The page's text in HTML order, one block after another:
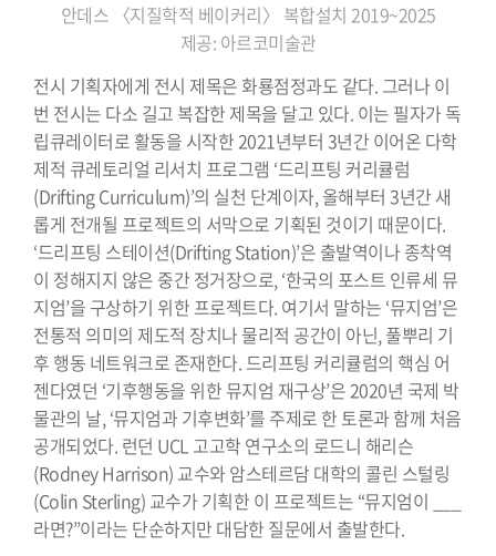
안데스 〈지질학적 베이커리〉 복합설치 2019~2025
제공: 아르코미술관
전시 기획자에게 전시 제목은 화룡점정과도 같다. 그러나 이
번 전시는 다소 길고 복잡한 제목을 달고 있다. 이는 필자가 독
립큐레이터로 활동을 시작한 2021년부터 3년간 이어온 다학
제적 큐레토리얼 리서치 프로그램 ‘드리프팅 커리큘럼
(Drifting Curriculum)’의 실천 단계이자, 올해부터 3년간 새
롭게 전개될 프로젝트의 서막으로 기획된 것이기 때문이다.
‘드리프팅 스테이션(Drifting Station)’은 출발역이나 종착역
이 정해지지 않은 중간 정거장으로, ‘한국의 포스트 인류세 뮤
지엄’을 구상하기 위한 프로젝트다. 여기서 말하는 ‘뮤지엄’은
전통적 의미의 제도적 장치나 물리적 공간이 아닌, 풀뿌리 기
후 행동 네트워크로 존재한다. 드리프팅 커리큘럼의 핵심 어
젠다였던 ‘기후행동을 위한 뮤지엄 재구상’은 2020년 국제 박
물관의 날, ‘뮤지엄과 기후변화’를 주제로 한 토론과 함께 처음
공개되었다. 런던 UCL 고고학 연구소의 로드니 해리슨
(Rodney Harrison) 교수와 암스테르담 대학의 콜린 스털링
(Colin Sterling) 교수가 기획한 이 프로젝트는 “뮤지엄이 ___
라면?”이라는 단순하지만 대담한 질문에서 출발한다.